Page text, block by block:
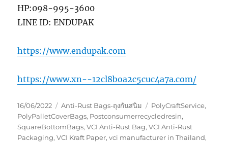
HP:098-995-3600
LINE ID: ENDUPAK
https://www.endupak.com
https://www.xn--12cl8boa2c5cuc4a7a.com/
Posted
on
16/06/2022 Categories
Anti-Rust Bags-ถุงกันสนิม Tags
PolyCraftService,
PolyPalletCoverBags, Postconsumerrecycledresin,
SquareBottomBags,VCI Anti-Rust Bag,VCI Anti-Rust
Packaging,VCI Kraft Paper,vci manufacturer in Thailand,